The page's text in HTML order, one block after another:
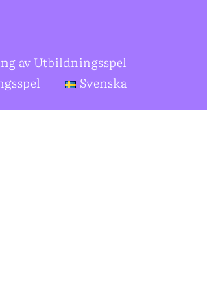
av Utbildningsspel
Svenska